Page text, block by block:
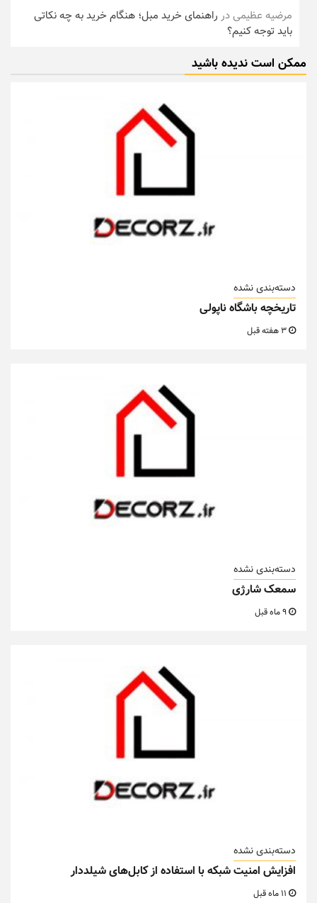
مرضیه عظیمیدر راهنمای خرید مبل؛ هنگام خرید به چه نکاتی
باید توجه کنیم؟
ممکن است ندیده باشید
دسته‌بندی نشده
تاریخچه باشگاه ناپولی
دسته‌بندی نشده
سمعک شارژی
دسته‌بندی نشده
افزایش امنیت شبکه با استفاده از کابل‌های شیلددار